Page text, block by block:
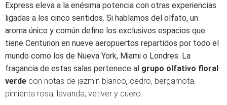
Express eleva a la enésima potencia con otras experiencias
ligadas a los cinco sentidos. Si hablamos del olfato, un
aroma único y común define los exclusivos espacios que
tiene Centurion en nueve aeropuertos repartidos por todo el
mundo como los de Nueva York, Miami o Londres. La
fragancia de estas salas pertenece al grupo olfativo floral
verde con notas de jazmín blanco, cedro, bergamota,
pimienta rosa, lavanda, vetiver y cuero.